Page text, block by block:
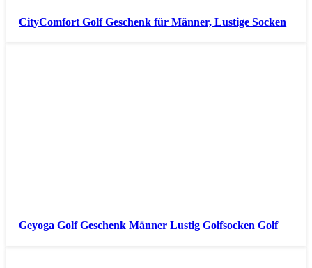
CityComfort Golf Geschenk für Männer, Lustige Socken
Geyoga Golf Geschenk Männer Lustig Golfsocken Golf